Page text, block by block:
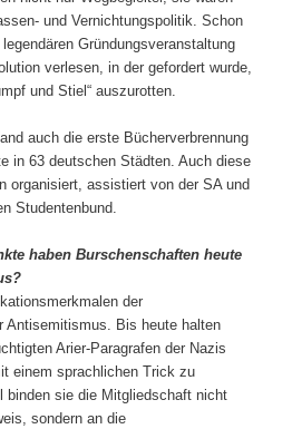
und Vernichtungspolitik. Schon
Gründungsveranstaltung
verlesen, in der gefordert wurde,
und Stiel“ auszurotten.
auch die erste Bücherverbrennung
in 63 deutschen Städten. Auch diese
organisiert, assistiert von der SA und
Studentenbund.
haben Burschenschaften heute
der
Antisemitismus. Bis heute halten
Arier-Paragrafen der Nazis
einem sprachlichen Trick zu
binden sie die Mitgliedschaft nicht
sondern an die